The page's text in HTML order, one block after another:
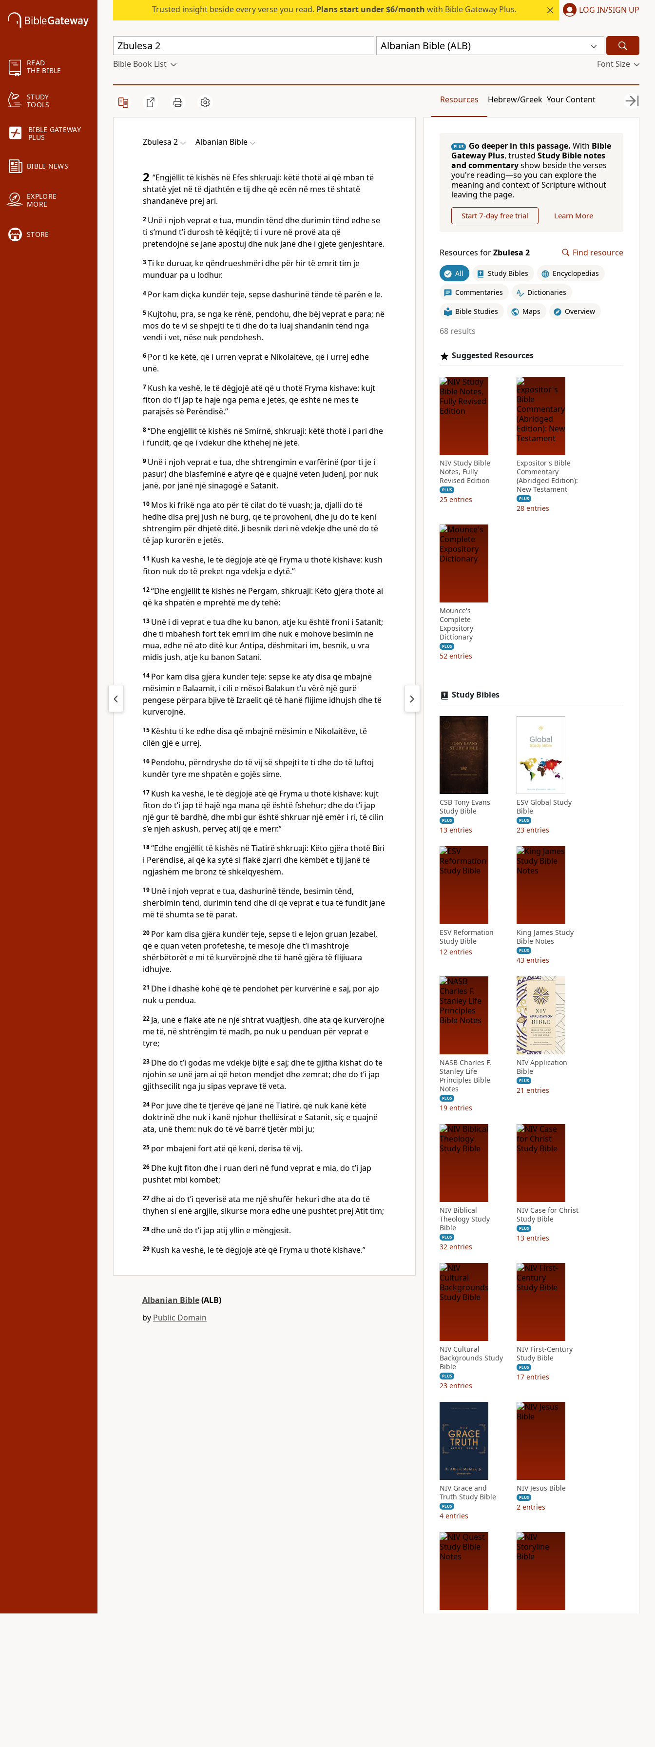
READ
THE BIBLE
STUDY
TOOLS
BIBLE GATEWAY
PLUS
BIBLE NEWS
EXPLORE
MORE
STORE
Trusted insight beside every verse you read. Plans start under $6/month with Bible Gateway Plus. LOG IN/SIGN UP
Albanian Bible (ALB)
Bible Book List Font Size
Resources Hebrew/Greek Your Content
Zbulesa 2 Albanian Bible
2 “Engjëllit të kishës në Efes shkruaji: këtë thotë ai që mban të
shtatë yjet në të djathtën e tij dhe që ecën në mes të shtatë
shandanëve prej ari.
2 Unë i njoh veprat e tua, mundin tënd dhe durimin tënd edhe se
ti s’mund t’i durosh të këqijtë; ti i vure në provë ata që
pretendojnë se janë apostuj dhe nuk janë dhe i gjete gënjeshtarë.
3Ti ke duruar, ke qëndrueshmëri dhe për hir të emrit tim je
munduar pa u lodhur.
4 Por kam diçka kundër teje, sepse dashurinë tënde të parën e le.
5 Kujtohu, pra, se nga ke rënë, pendohu, dhe bëj veprat e para; në
mos do të vi së shpejti te ti dhe do ta luaj shandanin tënd nga
vendi i vet, nëse nuk pendohesh.
6 Por ti ke këtë, që i urren veprat e Nikolaitëve, që i urrej edhe
unë.
7 Kush ka veshë, le të dëgjojë atë që u thotë Fryma kishave: kujt
fiton do t’i jap të hajë nga pema e jetës, që është në mes të
parajsës së Perëndisë.”
8“Dhe engjëllit të kishës në Smirnë, shkruaji: këtë thotë i pari dhe
i fundit, që qe i vdekur dhe kthehej në jetë.
9 Unë i njoh veprat e tua, dhe shtrengimin e varfërinë (por ti je i
pasur) dhe blasfeminë e atyre që e quajnë veten Judenj, por nuk
janë, por janë një sinagogë e Satanit.
10 Mos ki frikë nga ato për të cilat do të vuash; ja, djalli do të
hedhë disa prej jush në burg, që të provoheni, dhe ju do të keni
shtrengim për dhjetë ditë. Ji besnik deri në vdekje dhe unë do të
të jap kurorën e jetës.
11 Kush ka veshë, le të dëgjojë atë që Fryma u thotë kishave: kush
fiton nuk do të preket nga vdekja e dytë.”
12“Dhe engjëllit të kishës në Pergam, shkruaji: Këto gjëra thotë ai
që ka shpatën e mprehtë me dy tehë:
13 Unë i di veprat e tua dhe ku banon, atje ku është froni i Satanit;
dhe ti mbahesh fort tek emri im dhe nuk e mohove besimin në
mua, edhe në ato ditë kur Antipa, dëshmitari im, besnik, u vra
midis jush, atje ku banon Satani.
14 Por kam disa gjëra kundër teje: sepse ke aty disa që mbajnë
mësimin e Balaamit, i cili e mësoi Balakun t’u vërë një gurë
pengese përpara bjive të Izraelit që të hanë flijime idhujsh dhe të
kurvërojnë.
15 Kështu ti ke edhe disa që mbajnë mësimin e Nikolaitëve, të
cilën gjë e urrej.
16 Pendohu, përndryshe do të vij së shpejti te ti dhe do të luftoj
kundër tyre me shpatën e gojës sime.
17 Kush ka veshë, le të dëgjojë atë që Fryma u thotë kishave: kujt
fiton do t’i jap të hajë nga mana që është fshehur; dhe do t’i jap
një gur të bardhë, dhe mbi gur është shkruar një emër i ri, të cilin
s’e njeh askush, përveç atij që e merr.”
18“Edhe engjëllit të kishës në Tiatirë shkruaji: Këto gjëra thotë Biri
i Perëndisë, ai që ka sytë si flakë zjarri dhe këmbët e tij janë të
ngjashëm me bronz të shkëlqyeshëm.
19 Unë i njoh veprat e tua, dashurinë tënde, besimin tënd,
shërbimin tënd, durimin tënd dhe di që veprat e tua të fundit janë
më të shumta se të parat.
20 Por kam disa gjëra kundër teje, sepse ti e lejon gruan Jezabel,
që e quan veten profeteshë, të mësojë dhe t’i mashtrojë
shërbëtorët e mi të kurvërojnë dhe të hanë gjëra të flijiuara
idhujve.
21 Dhe i dhashë kohë që të pendohet për kurvërinë e saj, por ajo
nuk u pendua.
22 Ja, unë e flakë atë në një shtrat vuajtjesh, dhe ata që kurvërojnë
me të, në shtrëngim të madh, po nuk u penduan për veprat e
tyre;
23 Dhe do t’i godas me vdekje bijtë e saj; dhe të gjitha kishat do të
njohin se unë jam ai që heton mendjet dhe zemrat; dhe do t’i jap
gjithsecilit nga ju sipas veprave të veta.
24 Por juve dhe të tjerëve që janë në Tiatirë, që nuk kanë këtë
doktrinë dhe nuk i kanë njohur thellësirat e Satanit, siç e quajnë
ata, unë them: nuk do të vë barrë tjetër mbi ju;
25 por mbajeni fort atë që keni, derisa të vij.
26 Dhe kujt fiton dhe i ruan deri në fund veprat e mia, do t’i jap
pushtet mbi kombet;
27dhe ai do t’i qeverisë ata me një shufër hekuri dhe ata do të
thyhen si enë argjile, sikurse mora edhe unë pushtet prej Atit tim;
28dhe unë do t’i jap atij yllin e mëngjesit.
29 Kush ka veshë, le të dëgjojë atë që Fryma u thotë kishave.”
Albanian Bible(ALB)
by Public Domain
PLUS Go deeper in this passage. With Bible
Gateway Plus, trusted Study Bible notes
and commentaryshow beside the verses
you're reading—so you can explore the
meaning and context of Scripture without
leaving the page.
Start 7-day free trial Learn More
Resources forZbulesa 2 Find resource
All Study Bibles Encyclopedias
Commentaries Dictionaries
Bible Studies Maps Overview
68 results
Suggested Resources
NIV Study Bible
Notes, Fully
Revised Edition
PLUS
25 entries
Expositor's Bible
Commentary
(Abridged Edition):
New Testament
PLUS
28 entries
Mounce's
Complete
Expository
Dictionary
PLUS
52 entries
Study Bibles
CSB Tony Evans
Study Bible
PLUS
13 entries
ESV Global Study
Bible
PLUS
23 entries
ESV Reformation
Study Bible
12 entries
King James Study
Bible Notes
PLUS
43 entries
NASB Charles F.
Stanley Life
Principles Bible
Notes
PLUS
19 entries
NIV Application
Bible
PLUS
21 entries
NIV Biblical
Theology Study
Bible
PLUS
32 entries
NIV Case for Christ
Study Bible
PLUS
13 entries
NIV Cultural
Backgrounds Study
Bible
PLUS
23 entries
NIV First-Century
Study Bible
PLUS
17 entries
NIV Grace and
Truth Study Bible
PLUS
4 entries
NIV Jesus Bible
PLUS
2 entries